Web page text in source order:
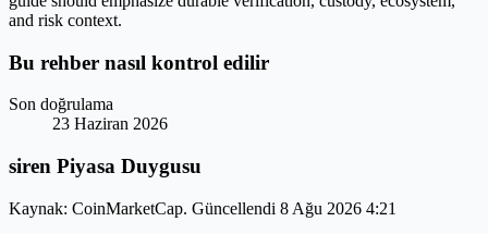
and risk context.
Bu rehber nasıl kontrol edilir
Son doğrulama
23 Haziran 2026
siren Piyasa Duygusu
Kaynak: CoinMarketCap. Güncellendi 8 Ağu 2026 4:21